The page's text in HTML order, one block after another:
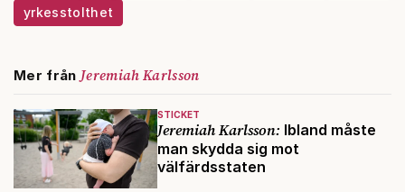
yrkesstolthet
Mer från Jeremiah Karlsson
STICKET
Jeremiah Karlsson: Ibland måste
man skydda sig mot
välfärdsstaten